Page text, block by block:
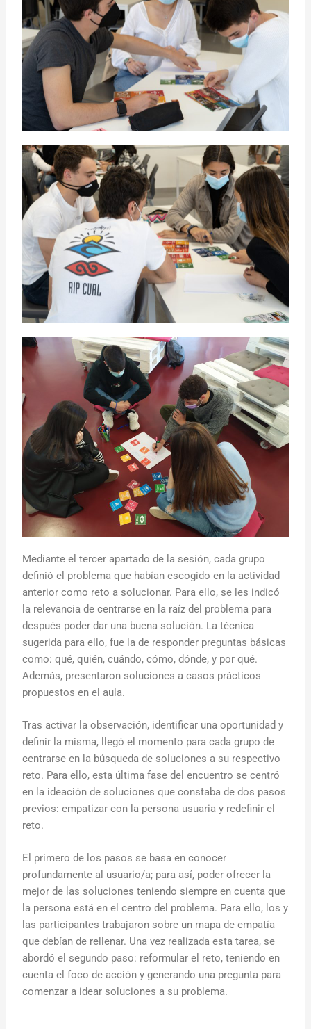
Mediante el tercer apartado de la sesión, cada grupo
definió el problema que habían escogido en la actividad
anterior como reto a solucionar. Para ello, se les indicó
la relevancia de centrarse en la raíz del problema para
después poder dar una buena solución. La técnica
sugerida para ello, fue la de responder preguntas básicas
como: qué, quién, cuándo, cómo, dónde, y por qué.
Además, presentaron soluciones a casos prácticos
propuestos en el aula.
Tras activar la observación, identificar una oportunidad y
definir la misma, llegó el momento para cada grupo de
centrarse en la búsqueda de soluciones a su respectivo
reto. Para ello, esta última fase del encuentro se centró
en la ideación de soluciones que constaba de dos pasos
previos: empatizar con la persona usuaria y redefinir el
reto.
El primero de los pasos se basa en conocer
profundamente al usuario/a; para así, poder ofrecer la
mejor de las soluciones teniendo siempre en cuenta que
la persona está en el centro del problema. Para ello, los y
las participantes trabajaron sobre un mapa de empatía
que debían de rellenar. Una vez realizada esta tarea, se
abordó el segundo paso: reformular el reto, teniendo en
cuenta el foco de acción y generando una pregunta para
comenzar a idear soluciones a su problema.